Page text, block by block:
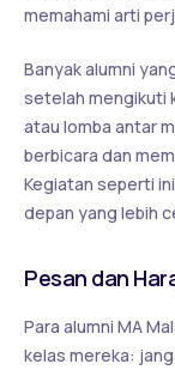
memahami arti
Banyak alumni
setelah mengikuti
atau lomba antar
berbicara dan
Kegiatan seperti
depan yang lebih
Pesan dan
Para alumni MA
kelas mereka: